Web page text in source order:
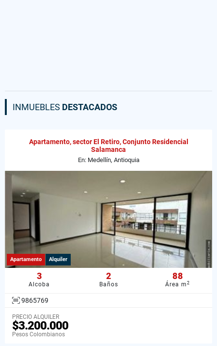
INMUEBLES DESTACADOS
Apartamento, sector El Retiro, Conjunto Residencial
Salamanca
En: Medellín, Antioquia
Apartamento Alquiler
3
Alcoba
2
Baños
88
Área m2
9865769
PRECIO ALQUILER
$3.200.000
Pesos Colombianos